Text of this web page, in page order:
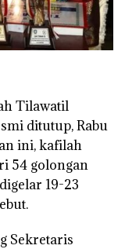
Tilawatil
ditutup, Rabu
ini, kafilah
54 golongan
19-23
Sekretaris